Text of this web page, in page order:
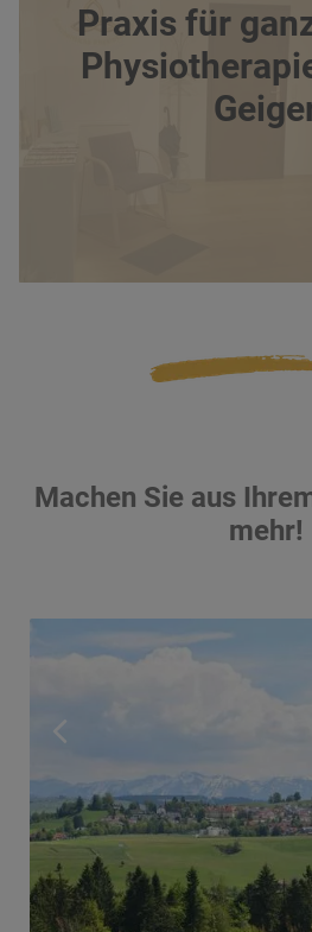
Praxis für
Machen Sie aus
mehr!